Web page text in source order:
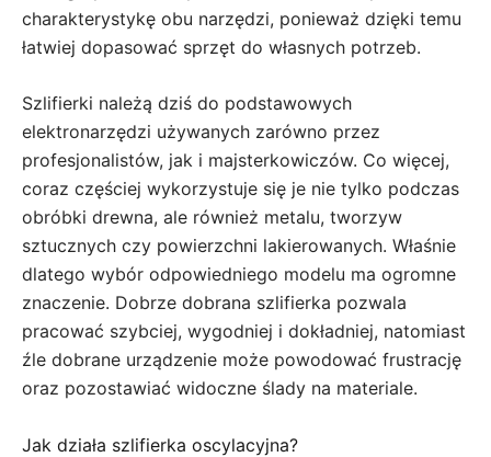
charakterystykę obu narzędzi, ponieważ dzięki temu
łatwiej dopasować sprzęt do własnych potrzeb.
Szlifierki należą dziś do podstawowych
elektronarzędzi używanych zarówno przez
profesjonalistów, jak i majsterkowiczów. Co więcej,
coraz częściej wykorzystuje się je nie tylko podczas
obróbki drewna, ale również metalu, tworzyw
sztucznych czy powierzchni lakierowanych. Właśnie
dlatego wybór odpowiedniego modelu ma ogromne
znaczenie. Dobrze dobrana szlifierka pozwala
pracować szybciej, wygodniej i dokładniej, natomiast
źle dobrane urządzenie może powodować frustrację
oraz pozostawiać widoczne ślady na materiale.
Jak działa szlifierka oscylacyjna?